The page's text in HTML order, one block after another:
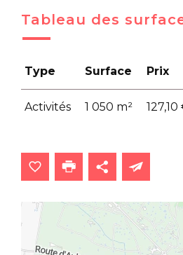
Tableau des
Type Surface Prix
Activités 1 050 m²